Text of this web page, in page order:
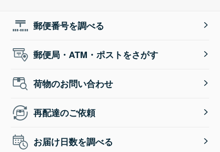
郵便番号を調べる
郵便局・ATM・ポストをさがす
荷物のお問い合わせ
再配達のご依頼
お届け日数を調べる